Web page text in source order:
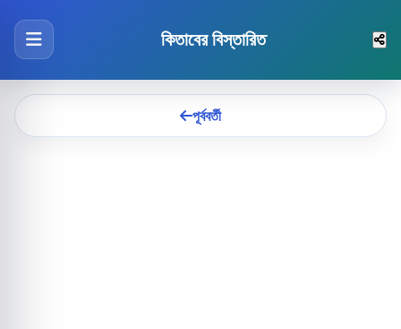
কিতাবের বিস্তারিত
পূর্ববর্তী